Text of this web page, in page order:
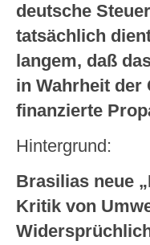
deutsche
tatsächlich
langem, daß
in Wahrheit der
finanzierte
Hintergrund:
Brasilias neue
Kritik von